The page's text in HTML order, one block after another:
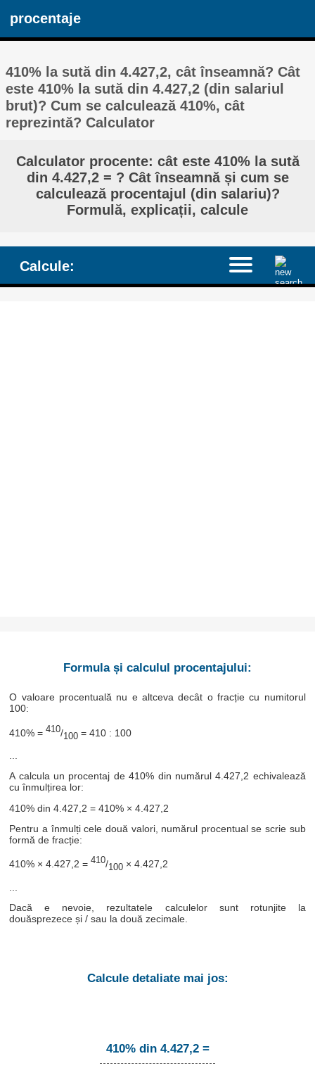
procentaje
410% la sută din 4.427,2, cât înseamnă? Cât
este 410% la sută din 4.427,2 (din salariul
brut)? Cum se calculează 410%, cât
reprezintă? Calculator
Calculator procente: cât este 410% la sută
din 4.427,2 = ? Cât înseamnă și cum se
calculează procentajul (din salariu)?
Formulă, explicații, calcule
Calcule:
Formula și calculul procentajului:
O valoare procentuală nu e altceva decât o fracție cu numitorul
100:
410% =410/100 = 410 : 100
...
A calcula un procentaj de 410% din numărul 4.427,2 echivalează
cu înmulțirea lor:
410% din 4.427,2 = 410% × 4.427,2
Pentru a înmulți cele două valori, numărul procentual se scrie sub
formă de fracție:
410% × 4.427,2 =410/100 × 4.427,2
Dacă e nevoie, rezultatele calculelor sunt rotunjite la
douăsprezece și / sau la două zecimale.
Calcule detaliate mai jos:
410% din 4.427,2 =